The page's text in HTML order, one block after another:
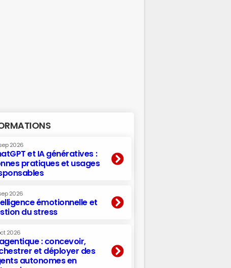
2026
et IA génératives :
pratiques et usages
2026
émotionnelle et
du stress
2026
: concevoir,
et déployer des
autonomes en